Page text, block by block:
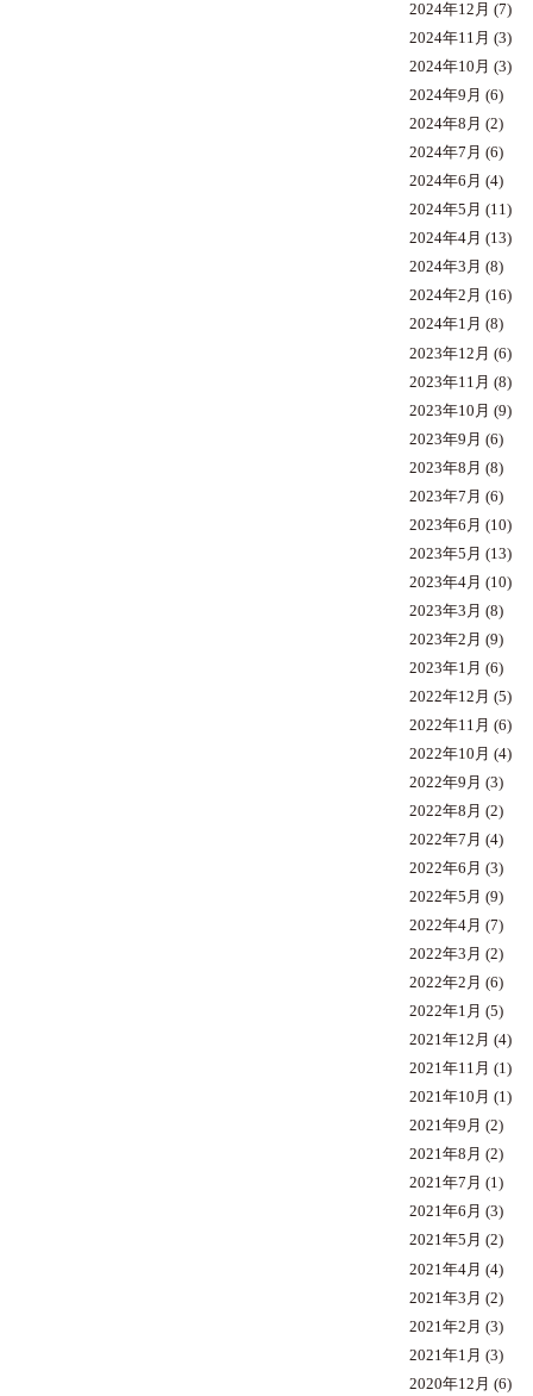
2024年12月 (7)
2024年11月 (3)
2024年10月 (3)
2024年9月 (6)
2024年8月 (2)
2024年7月 (6)
2024年6月 (4)
2024年5月 (11)
2024年4月 (13)
2024年3月 (8)
2024年2月 (16)
2024年1月 (8)
2023年12月 (6)
2023年11月 (8)
2023年10月 (9)
2023年9月 (6)
2023年8月 (8)
2023年7月 (6)
2023年6月 (10)
2023年5月 (13)
2023年4月 (10)
2023年3月 (8)
2023年2月 (9)
2023年1月 (6)
2022年12月 (5)
2022年11月 (6)
2022年10月 (4)
2022年9月 (3)
2022年8月 (2)
2022年7月 (4)
2022年6月 (3)
2022年5月 (9)
2022年4月 (7)
2022年3月 (2)
2022年2月 (6)
2022年1月 (5)
2021年12月 (4)
2021年11月 (1)
2021年10月 (1)
2021年9月 (2)
2021年8月 (2)
2021年7月 (1)
2021年6月 (3)
2021年5月 (2)
2021年4月 (4)
2021年3月 (2)
2021年2月 (3)
2021年1月 (3)
2020年12月 (6)